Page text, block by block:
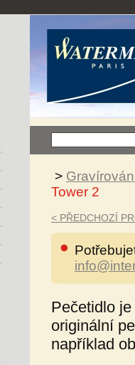
>
Tower 2
< PŘEDCHOZÍ
Pečetidlo
originální
například